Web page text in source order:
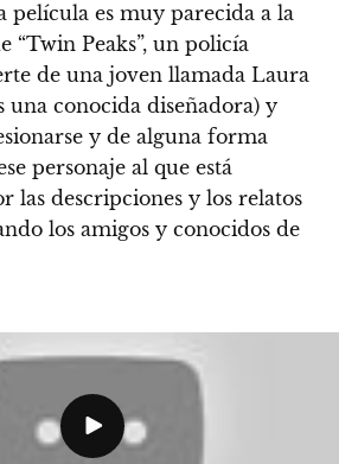
película es muy parecida a la
“Twin Peaks”, un policía
de una joven llamada Laura
una conocida diseñadora) y
y de alguna forma
personaje al que está
las descripciones y los relatos
los amigos y conocidos de